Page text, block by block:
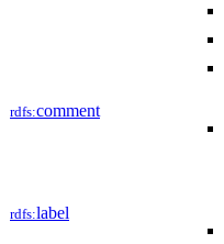
rdfs:comment
rdfs:label